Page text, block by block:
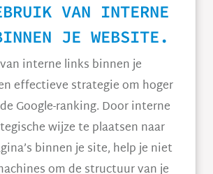
VAN INTERNE
JE WEBSITE.
interne links binnen je
effectieve strategie om hoger
Google-ranking. Door interne
wijze te plaatsen naar
binnen je site, help je niet